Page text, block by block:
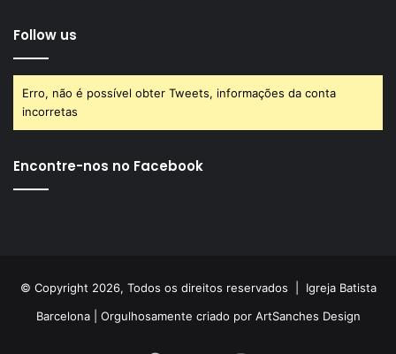
Follow us
Erro, não é possível obter Tweets, informações da conta
incorretas
Encontre-nos no Facebook
© Copyright 2026, Todos os direitos reservados | Igreja Batista
Barcelona| Orgulhosamente criado por ArtSanches Design